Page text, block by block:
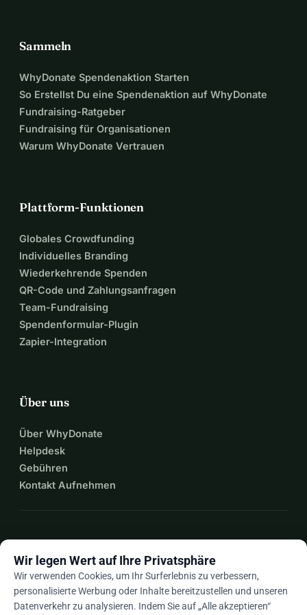
Sammeln
WhyDonate Spendenaktion Starten
So Erstellst Du eine Spendenaktion auf WhyDonate
Fundraising-Ratgeber
Fundraising für Organisationen
Warum WhyDonate Vertrauen
Plattform-Funktionen
Globales Crowdfunding
Individuelles Branding
Wiederkehrende Spenden
QR-Code und Zahlungsanfragen
Team-Fundraising
Spendenformular-Plugin
Zapier-Integration
Über uns
Über WhyDonate
Helpdesk
Gebühren
Kontakt Aufnehmen
Wir legen Wert auf Ihre Privatsphäre
Wir verwenden Cookies, um Ihr Surferlebnis zu verbessern,
personalisierte Werbung oder Inhalte bereitzustellen und unseren
Datenverkehr zu analysieren. Indem Sie auf „Alle akzeptieren“